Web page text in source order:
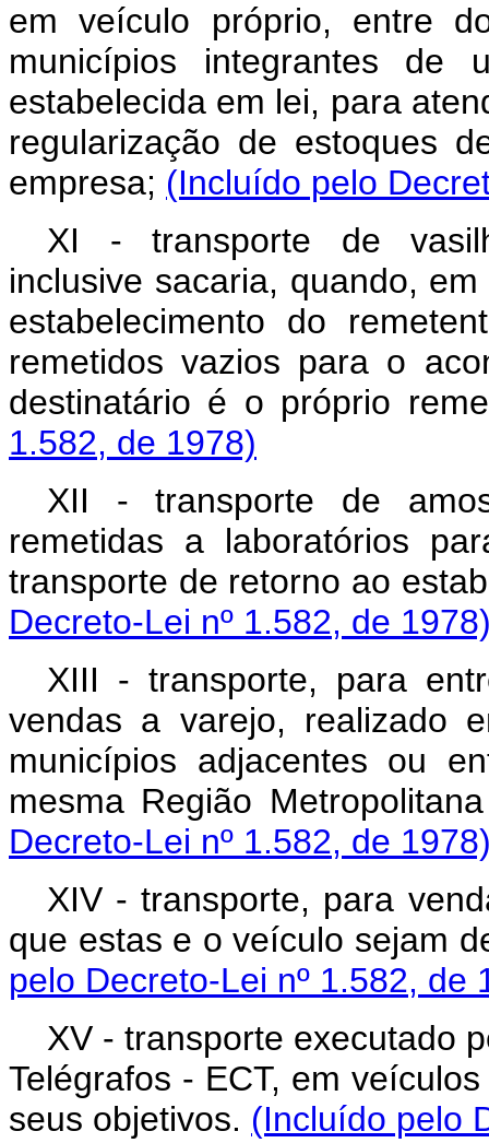
em veículo próprio, entre
municípios integrantes de
estabelecida em lei, para
regularização de estoques
empresa; (Incluído pelo
XI - transporte de
inclusive sacaria, quando,
estabelecimento do
remetidos vazios para o
destinatário é o próprio
1.582, de 1978)
XII - transporte de
remetidas a laboratórios
transporte de retorno ao
Decreto-Lei nº 1.582, de
XIII - transporte, para
vendas a varejo, realizado
municípios adjacentes ou
mesma Região
Decreto-Lei nº 1.582, de
XIV - transporte, para
que estas e o veículo sejam
pelo Decreto-Lei nº 1.582, de
XV - transporte executado
Telégrafos - ECT, em
seus objetivos. (Incluído pelo